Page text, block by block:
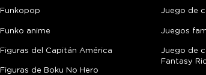
Funkopop
Funko anime
Figuras del Capitán América
Figuras de Boku No Hero
Juego de
Juegos
Juego de
Fantasy